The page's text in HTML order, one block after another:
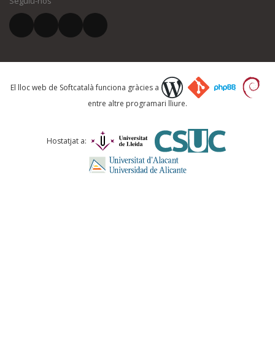
El vostre correu electrònic *
Què proposeu?
Comentari *
El lloc web de Softcatalà funciona gràcies a
entre altre programari lliure.
Hostatjat a: